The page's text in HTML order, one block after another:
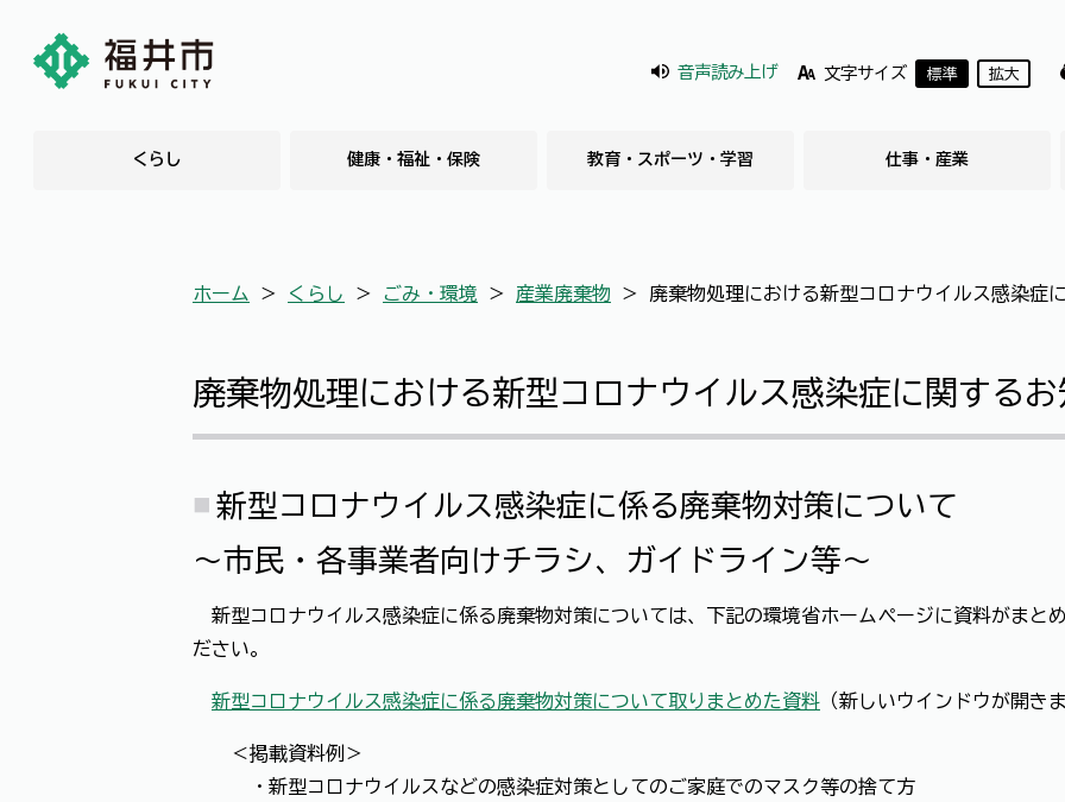
音声読み上げ 文字サイズ 標準 拡大
くらし 健康・福祉・保険 教育・スポーツ・学習 仕事・産業
ホーム ＞ くらし ＞ ごみ・環境 ＞ 産業廃棄物 ＞ 廃棄物処理における新型コロナウイルス感染症
廃棄物処理における新型コロナウイルス感染症に関する
新型コロナウイルス感染症に係る廃棄物対策について
～市民・各事業者向けチラシ、ガイドライン等～
新型コロナウイルス感染症に係る廃棄物対策については、下記の環境省ホームページに資料がまと
ださい。
新型コロナウイルス感染症に係る廃棄物対策について取りまとめた資料 （新しいウインドウが開きま
＜掲載資料例＞
・新型コロナウイルスなどの感染症対策としてのご家庭でのマスク等の捨て方